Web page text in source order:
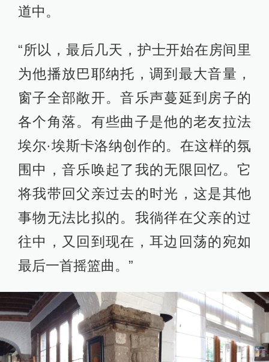
道中。
“所以，最后几天，护士开始在房间里
为他播放巴耶纳托，调到最大音量，
窗子全部敞开。音乐声蔓延到房子的
各个角落。有些曲子是他的老友拉法
埃尔·埃斯卡洛纳创作的。在这样的氛
围中，音乐唤起了我的无限回忆。它
将我带回父亲过去的时光，这是其他
事物无法比拟的。我徜徉在父亲的过
往中，又回到现在，耳边回荡的宛如
最后一首摇篮曲。”